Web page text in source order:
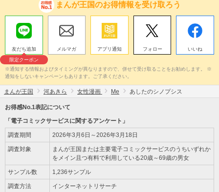
まんが王国のお得情報を受け取ろう
友だち追加
限定クーポン
メルマガ アプリ通知 フォロー いいね
※通知する情報およびタイミングが異なりますので、併せて受け取ることをお勧めします。 ※
通知をしないキャンペーンもあります。ご了承ください。
まんが王国 河あきら 女性漫画 Me あしたのシノプシス
お得感No.1表記について
「電子コミックサービスに関するアンケート」
調査期間 2026年3月6日～2026年3月18日
調査対象
まんが王国または主要電子コミックサービスのうちいずれか
をメイン且つ有料で利用している20歳～69歳の男女
サンプル数 1,236サンプル
調査方法 インターネットリサーチ